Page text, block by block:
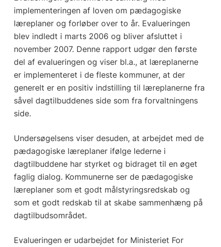
implementeringen af loven om pædagogiske
læreplaner og forløber over to år. Evalueringen
blev indledt i marts 2006 og bliver afsluttet i
november 2007. Denne rapport udgør den første
del af evalueringen og viser bl.a., at læreplanerne
er implementeret i de fleste kommuner, at der
generelt er en positiv indstilling til læreplanerne fra
såvel dagtilbuddenes side som fra forvaltningens
side.
Undersøgelsens viser desuden, at arbejdet med de
pædagogiske læreplaner ifølge lederne i
dagtilbuddene har styrket og bidraget til en øget
faglig dialog. Kommunerne ser de pædagogiske
læreplaner som et godt målstyringsredskab og
som et godt redskab til at skabe sammenhæng på
dagtilbudsområdet.
Evalueringen er udarbejdet for Ministeriet For